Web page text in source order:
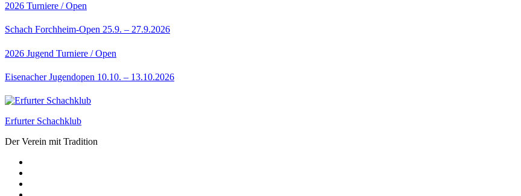
2026 Turniere / Open
Schach Forchheim-Open 25.9. – 27.9.2026
2026 Jugend Turniere / Open
Eisenacher Jugendopen 10.10. – 13.10.2026
Erfurter Schachklub
Der Verein mit Tradition